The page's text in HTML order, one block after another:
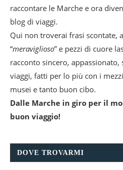
raccontare le Marche e ora
blog di viaggi.
Qui non troverai frasi scontate,
“meraviglioso” e pezzi di cuore
racconto sincero,
viaggi, fatti per lo più con i
musei e tanto buon cibo.
Dalle Marche in giro per il
buon viaggio!
DOVE TROVARMI